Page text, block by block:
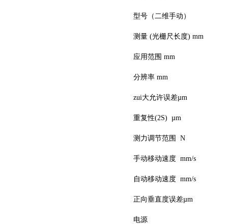
型号（二维手动）
测量 (光栅尺长度) mm
应用范围 mm
分辨率 mm
zui大允许误差µm
重复性(2S) µm
测力调节范围 N
手动移动速度 mm/s
自动移动速度 mm/s
正向垂直度误差µm
电源